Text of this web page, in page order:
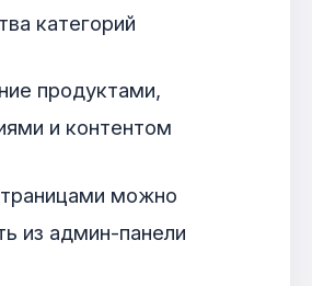
категорий
продуктами,
и контентом
можно
из админ-панели